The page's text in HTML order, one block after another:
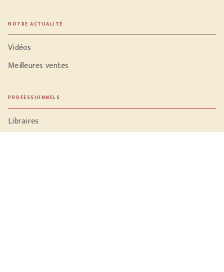
NOTRE ACTUALITÉ
Vidéos
Meilleures ventes
PROFESSIONNELS
Libraires